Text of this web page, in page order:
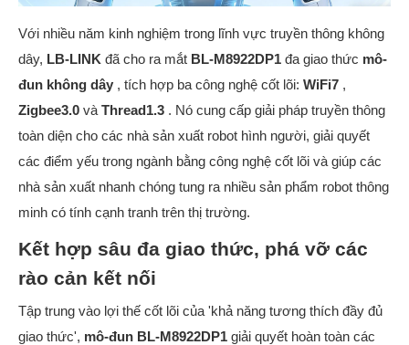
Với nhiều năm kinh nghiệm trong lĩnh vực truyền thông không
dây, LB-LINK đã cho ra mắt BL-M8922DP1 đa giao thức mô-
đun không dây , tích hợp ba công nghệ cốt lõi: WiFi7 ,
Zigbee3.0 và Thread1.3 . Nó cung cấp giải pháp truyền thông
toàn diện cho các nhà sản xuất robot hình người, giải quyết
các điểm yếu trong ngành bằng công nghệ cốt lõi và giúp các
nhà sản xuất nhanh chóng tung ra nhiều sản phẩm robot thông
minh có tính cạnh tranh trên thị trường.
Kết hợp sâu đa giao thức, phá vỡ các
rào cản kết nối
Tập trung vào lợi thế cốt lõi của 'khả năng tương thích đầy đủ
giao thức', mô-đun BL-M8922DP1 giải quyết hoàn toàn các